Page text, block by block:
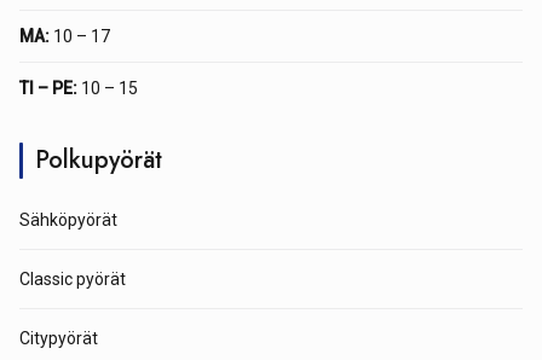
MA: 10 – 17
TI – PE: 10 – 15
Polkupyörät
Sähköpyörät
Classic pyörät
Citypyörät